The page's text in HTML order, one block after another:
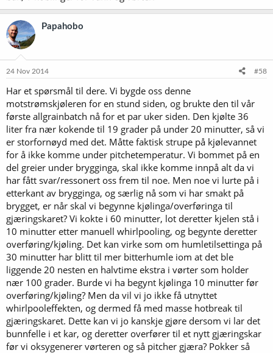
Papahobo
24 Nov 2014 #58
Har et spørsmål til dere. Vi bygde oss denne
motstrømskjøleren for en stund siden, og brukte den til vår
første allgrainbatch nå for et par uker siden. Den kjølte 36
liter fra nær kokende til 19 grader på under 20 minutter, så vi
er storfornøyd med det. Måtte faktisk strupe på kjølevannet
for å ikke komme under pitchetemperatur. Vi bommet på en
del greier under brygginga, skal ikke komme innpå alt da vi
har fått svar/ressonert oss frem til noe. Men noe vi lurte på i
etterkant av brygginga, og særlig nå som vi har smakt på
brygget, er når skal vi begynne kjølinga/overføringa til
gjæringskaret? Vi kokte i 60 minutter, lot deretter kjelen stå i
10 minutter etter manuell whirlpooling, og begynte deretter
overføring/kjøling. Det kan virke som om humletilsettinga på
30 minutter har blitt til mer bitterhumle iom at det ble
liggende 20 nesten en halvtime ekstra i vørter som holder
nær 100 grader. Burde vi ha begynt kjølinga 10 minutter før
overføring/kjøling? Men da vil vi jo ikke få utnyttet
whirlpooleffekten, og dermed få med masse hotbreak til
gjæringskaret. Dette kan vi jo kanskje gjøre dersom vi lar det
bunnfelle i et kar, og deretter overfører til et nytt gjæringskar
før vi oksygenerer vørteren og så pitcher gjæra? Pokker så